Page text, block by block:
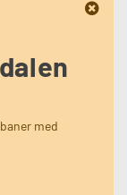
med